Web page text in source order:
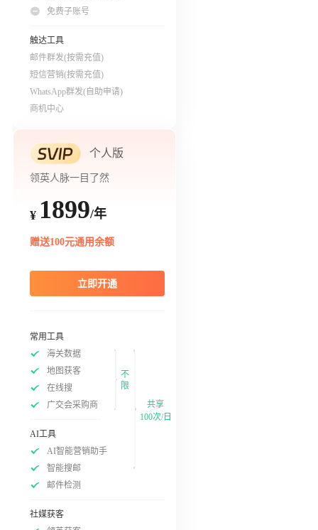
免费子账号
触达工具
邮件群发(按需充值)
短信营销(按需充值)
WhatsApp群发(自助申请)
商机中心
个人版
领英人脉一目了然
¥ 1899/年
赠送100元通用余额
立即开通
常用工具
海关数据
地图获客
在线搜
广交会采购商
不
限
AI工具
AI智能营销助手
智能搜邮
邮件检测
社媒获客
共享
100次/日